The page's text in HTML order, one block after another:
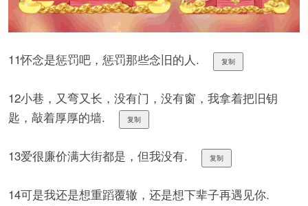
11怀念是惩罚吧，惩罚那些念旧的人. 复制
12小巷，又弯又长，没有门，没有窗，我拿着把旧钥
匙，敲着厚厚的墙.
复制
13爱很廉价满大街都是，但我没有. 复制
14可是我还是想重蹈覆辙，还是想下辈子再遇见你.